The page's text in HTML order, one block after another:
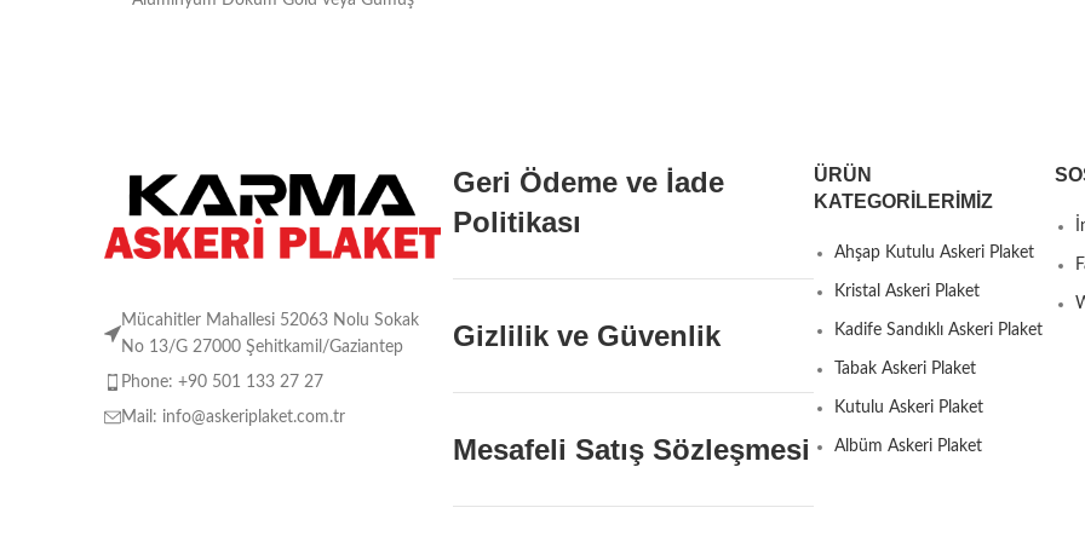
Mücahitler Mahallesi 52063 Nolu Sokak
No 13/G 27000 Şehitkamil/Gaziantep
Phone: +90 501 133 27 27
Mail: info@askeriplaket.com.tr
Geri Ödeme ve İade
Politikası
Gizlilik ve Güvenlik
Mesafeli Satış Sözleşmesi
ÜRÜN
KATEGORILERIMIZ
Ahşap Kutulu Askeri Plaket
Kristal Askeri Plaket
Kadife Sandıklı Askeri Plaket
Tabak Askeri Plaket
Kutulu Askeri Plaket
Albüm Askeri Plaket